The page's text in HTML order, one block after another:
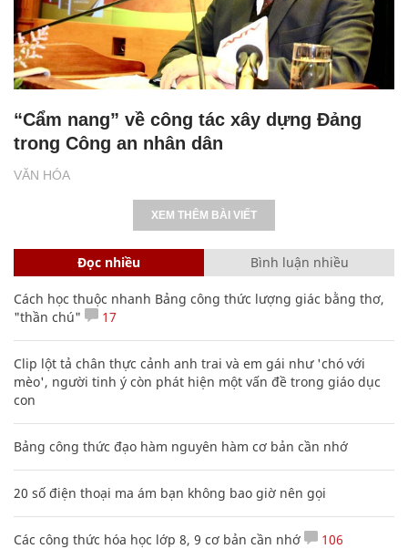
VĂN HÓA
“Cẩm nang” về công tác xây dựng Đảng
trong Công an nhân dân
XEM THÊM BÀI VIẾT
Đọc nhiều Bình luận nhiều
Cách học thuộc nhanh Bảng công thức lượng giác bằng thơ,
"thần chú"
17
Clip lột tả chân thực cảnh anh trai và em gái như 'chó với
mèo', người tinh ý còn phát hiện một vấn đề trong giáo dục
con
Bảng công thức đạo hàm nguyên hàm cơ bản cần nhớ
20 số điện thoại ma ám bạn không bao giờ nên gọi
Các công thức hóa học lớp 8, 9 cơ bản cần nhớ 106